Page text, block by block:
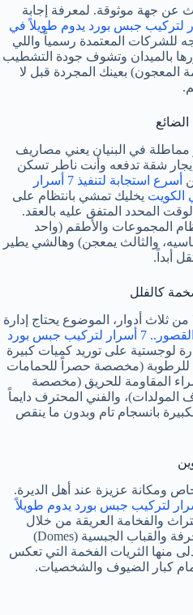
عن جهة موثوقة. لمعرفة إجابة
خبيراً يطبق 7 أسرار لتركيب جبس بورد يدوم طويلاً في
للشركات المعتمدة رسمياً واللي
بالميدان وتشوف جودة التشطيب
بعينك المجردة قبل لا
مماطلة في البنيان يعني مصاريف
إيجار شقة تدفعه وأنت ناطر تسكن
أسرع استجابة لتنفيذ 7 أسرار
الكويت يخليك تمشي بانتظام على
المحدد المتفق عليه بالعقد.
المجموعات والأطقم (واحد
والثالث يمعجن) وهالشي يطير
أبداً.
كالفلل
ثلاث أدوار، الموضوع يحتاج إدارة
للفلل والقصور.. 7 أسرار لتركيب جبس بورد
لوجستية على توريد كميات كبيرة
للرطوبة (مخصصة حصراً للحمامات
المقاومة للحريق (مخصصة
المولدات)، والفني المحترف دايماً
بانسجام تام وبدون ما ينقص
خاص ومكانة عزيزة عند أهل الديرة.
كلاسيكية مع 7 أسرار لتركيب جبس بورد يدوم طويلاً
والفخامة العريقة من خلال
تركيب الكرانيش العريضة والمزخرفة والقباب الجبسية (Domes)
منها الثريات الفخمة التي تعكس
كبار الضيوف والشخصيات.